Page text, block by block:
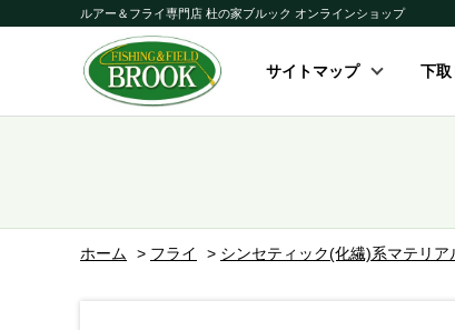
ルアー＆フライ専門店 杜の家ブルック オンラインショップ
サイトマップ 下取
ホーム > フライ > シンセティック(化繊)系マテリア